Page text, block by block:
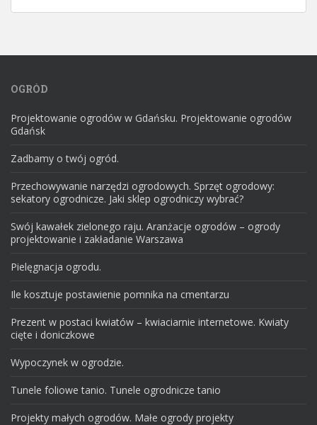
OGRÓD
Projektowanie ogrodów w Gdańsku. Projektowanie ogrodów
Gdańsk
Zadbamy o twój ogród.
Przechowywanie narzędzi ogrodowych. Sprzęt ogrodowy:
sekatory ogrodnicze. Jaki sklep ogrodniczy wybrać?
Swój kawałek zielonego raju. Aranżacje ogrodów – ogrody
projektowanie i zakładanie Warszawa
Pielęgnacja ogrodu.
Ile kosztuje postawienie pomnika na cmentarzu
Prezent w postaci kwiatów – kwiaciarnie internetowe. Kwiaty
cięte i doniczkowe
Wypoczynek w ogrodzie.
Tunele foliowe tanio. Tunele ogrodnicze tanio
Projekty małych ogrodów. Małe ogrody projekty